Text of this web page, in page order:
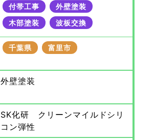
付帯工事
外壁塗装
木部塗装
波板交換
千葉県 富里市
外壁塗装
SK化研 クリーンマイルドシリ
コン弾性